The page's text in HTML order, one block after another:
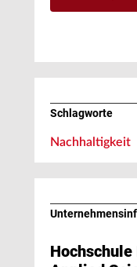
Schlagworte
Nachhaltigkeit